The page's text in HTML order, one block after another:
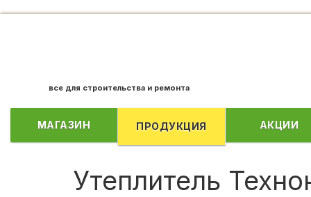
все для строительства и ремонта
МАГАЗИН ПРОДУКЦИЯ АКЦИИ
Утеплитель